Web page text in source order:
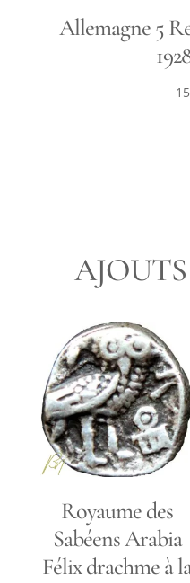
Allemagne 5
Royaume des
Sabéens Arabia
Félix drachme à